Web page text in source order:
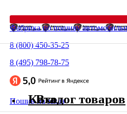
Фабрика по пошиву
8 (800) 450-35-25
8 (495) 798-78-75
Пошив на заказ
Каталог товаров
Вход